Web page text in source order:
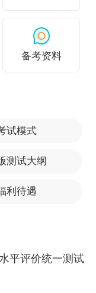
备考资料
试模式
测试大纲
利待遇
平评价统一测试